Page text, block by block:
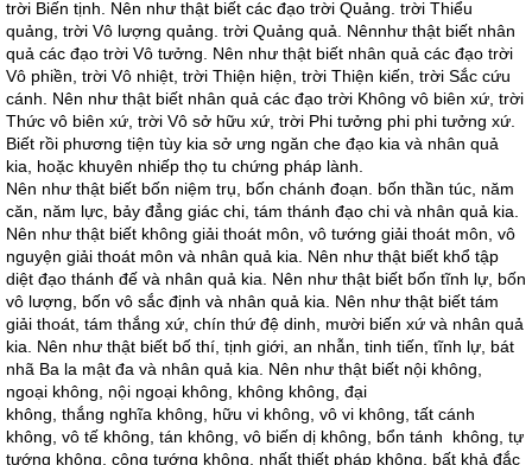
trời Biến tịnh. Nên như thật biết các đạo trời Quảng. trời Thiểu
quảng, trời Vô lượng quảng. trời Quảng quả. Nênnhư thật biết nhân
quả các đạo trời Vô tưởng. Nên như thật biết nhân quả các đạo trời
Vô phiền, trời Vô nhiệt, trời Thiện hiện, trời Thiện kiến, trời Sắc cứu
cánh. Nên như thật biết nhân quả các đạo trời Không vô biên xứ, trời
Thức vô biên xứ, trời Vô sở hữu xứ, trời Phi tưởng phi phi tưởng xứ.
Biết rồi phương tiện tùy kia sở ưng ngăn che đạo kia và nhân quả
kia, hoặc khuyên nhiếp thọ tu chứng pháp lành.
Nên như thật biết bốn niệm trụ, bốn chánh đoạn. bốn thần túc, năm
căn, năm lực, bảy đẳng giác chi, tám thánh đạo chi và nhân quả kia.
Nên như thật biết không giải thoát môn, vô tướng giải thoát môn, vô
nguyện giải thoát môn và nhân quả kia. Nên như thật biết khổ tập
diệt đạo thánh đế và nhân quả kia. Nên như thật biết bốn tĩnh lự, bốn
vô lượng, bốn vô sắc định và nhân quả kia. Nên như thật biết tám
giải thoát, tám thắng xứ, chín thứ đệ dinh, mười biến xứ và nhân quả
kia. Nên như thật biết bố thí, tịnh giới, an nhẫn, tinh tiến, tĩnh lự, bát
nhã Ba la mật đa và nhân quả kia. Nên như thật biết nội không,
ngoại không, nội ngoại không, không không, đại
không, thắng nghĩa không, hữu vi không, vô vi không, tất cánh
không, vô tế không, tán không, vô biến dị không, bổn tánh không, tự
tướng không, cộng tướng không, nhất thiết pháp không, bất khả đắc